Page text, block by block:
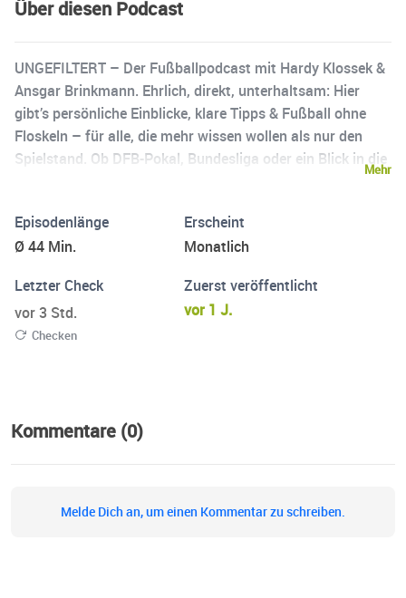
Über diesen Podcast
UNGEFILTERT – Der Fußballpodcast mit Hardy Klossek &
Ansgar Brinkmann. Ehrlich, direkt, unterhaltsam: Hier
gibt’s persönliche Einblicke, klare Tipps & Fußball ohne
Floskeln – für alle, die mehr wissen wollen als nur den
Spielstand. Ob DFB-Pokal, Bundesliga oder ein Blick in die
Haltung und einem Augenzwinkern. Jetzt reinhören und
erleben, wie Fußball wirklich läuft.
Mehr
Episodenlänge
Ø 44 Min.
Erscheint
Monatlich
Letzter Check
vor 3 Std.
Checken
Zuerst veröffentlicht
vor 1 J.
Kommentare (0)
Melde Dich an, um einen Kommentar zu schreiben.